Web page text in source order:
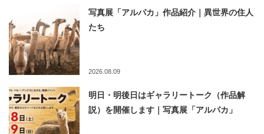
写真展「アルパカ」作品紹介｜異世界の住人
たち
2026.08.09
明日・明後日はギャラリートーク（作品解
説）を開催します｜写真展「アルパカ」